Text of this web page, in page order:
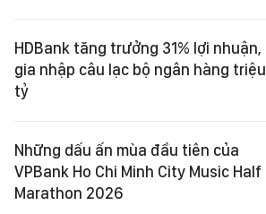
HDBank tăng trưởng 31% lợi nhuận,
gia nhập câu lạc bộ ngân hàng triệu
tỷ
Những dấu ấn mùa đầu tiên của
VPBank Ho Chi Minh City Music Half
Marathon 2026